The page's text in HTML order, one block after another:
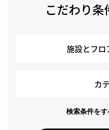
こだわり
施設とフロ
カ
検索条件を